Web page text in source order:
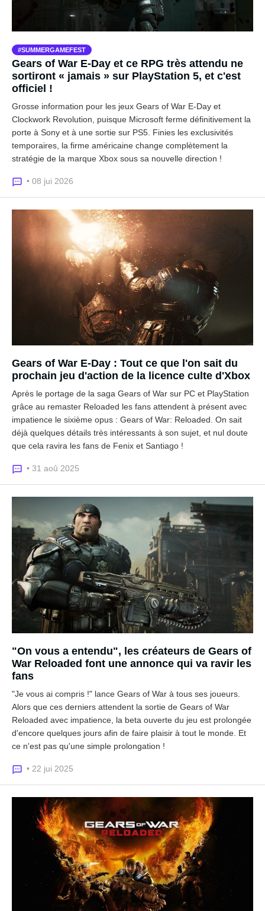
SUMMERGAMEFEST
Gears of War E-Day et ce RPG très attendu ne
sortiront « jamais » sur PlayStation 5, et c'est
officiel !
Grosse information pour les jeux Gears of War E-Day et
Clockwork Revolution, puisque Microsoft ferme définitivement la
porte à Sony et à une sortie sur PS5. Finies les exclusivités
temporaires, la firme américaine change complètement la
stratégie de la marque Xbox sous sa nouvelle direction !
• 08 jui 2026
Gears of War E-Day : Tout ce que l'on sait du
prochain jeu d'action de la licence culte d'Xbox
Après le portage de la saga Gears of War sur PC et PlayStation
grâce au remaster Reloaded les fans attendent à présent avec
impatience le sixième opus : Gears of War: Reloaded. On sait
déjà quelques détails très intéressants à son sujet, et nul doute
que cela ravira les fans de Fenix et Santiago !
• 31 aoû 2025
"On vous a entendu", les créateurs de Gears of
War Reloaded font une annonce qui va ravir les
fans
"Je vous ai compris !" lance Gears of War à tous ses joueurs.
Alors que ces derniers attendent la sortie de Gears of War
Reloaded avec impatience, la beta ouverte du jeu est prolongée
d'encore quelques jours afin de faire plaisir à tout le monde. Et
ce n'est pas qu'une simple prolongation !
• 22 jui 2025